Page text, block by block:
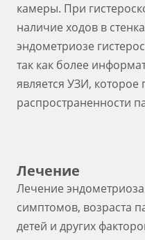
камеры. При
наличие ходов в
эндометриозе
так как более
является УЗИ, которое
распространенности
Лечение
Лечение эндометриоза
симптомов, возраста
детей и других